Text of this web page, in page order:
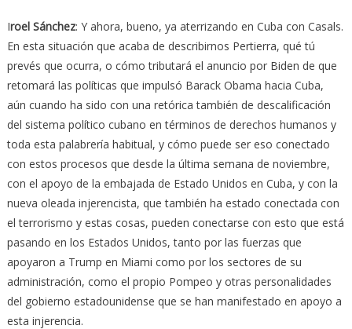
Iroel Sánchez: Y ahora, bueno, ya aterrizando en Cuba con Casals.
En esta situación que acaba de describirnos Pertierra, qué tú
prevés que ocurra, o cómo tributará el anuncio por Biden de que
retomará las políticas que impulsó Barack Obama hacia Cuba,
aún cuando ha sido con una retórica también de descalificación
del sistema político cubano en términos de derechos humanos y
toda esta palabrería habitual, y cómo puede ser eso conectado
con estos procesos que desde la última semana de noviembre,
con el apoyo de la embajada de Estado Unidos en Cuba, y con la
nueva oleada injerencista, que también ha estado conectada con
el terrorismo y estas cosas, pueden conectarse con esto que está
pasando en los Estados Unidos, tanto por las fuerzas que
apoyaron a Trump en Miami como por los sectores de su
administración, como el propio Pompeo y otras personalidades
del gobierno estadounidense que se han manifestado en apoyo a
esta injerencia.